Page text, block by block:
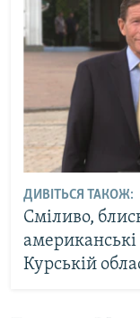
ДИВІТЬСЯ ТАКОЖ:
Сміливо,
Курській